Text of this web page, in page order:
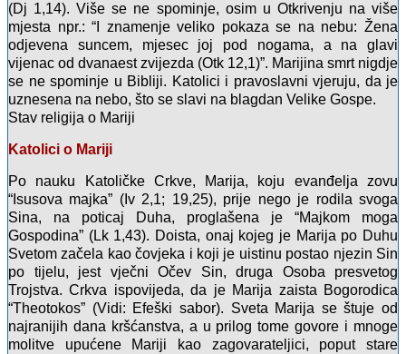
(Dj 1,14). Više se ne spominje, osim u Otkrivenju na više
mjesta npr.: “I znamenje veliko pokaza se na nebu: Žena
odjevena suncem, mjesec joj pod nogama, a na glavi
vijenac od dvanaest zvijezda (Otk 12,1)”. Marijina smrt nigdje
se ne spominje u Bibliji. Katolici i pravoslavni vjeruju, da je
uznesena na nebo, što se slavi na blagdan Velike Gospe.
Stav religija o Mariji
Katolici o Mariji
Po nauku Katoličke Crkve, Marija, koju evanđelja zovu
“Isusova majka” (Iv 2,1; 19,25), prije nego je rodila svoga
Sina, na poticaj Duha, proglašena je “Majkom moga
Gospodina” (Lk 1,43). Doista, onaj kojeg je Marija po Duhu
Svetom začela kao čovjeka i koji je uistinu postao njezin Sin
po tijelu, jest vječni Očev Sin, druga Osoba presvetog
Trojstva. Crkva ispovijeda, da je Marija zaista Bogorodica
“Theotokos” (Vidi: Efeški sabor). Sveta Marija se štuje od
najranijih dana kršćanstva, a u prilog tome govore i mnoge
molitve upućene Mariji kao zagovarateljici, poput stare